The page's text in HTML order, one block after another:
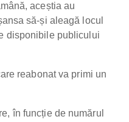
aceștia au
să-și aleagă locul
disponibile publicului
reabonat va primi un
în funcție de numărul